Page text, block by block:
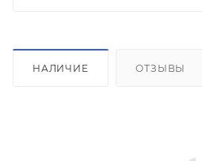
НАЛИЧИЕ ОТЗЫВЫ